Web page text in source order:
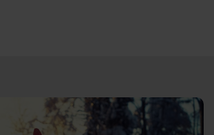
Direct door naar content